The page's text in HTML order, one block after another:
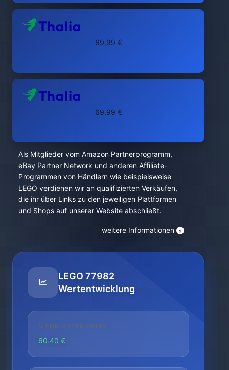
69,99 €
69,99 €
Als Mitglieder vom Amazon Partnerprogramm,
eBay Partner Network und anderen Affiliate-
Programmen von Händlern wie beispielsweise
LEGO verdienen wir an qualifizierten Verkäufen,
die ihr über Links zu den jeweiligen Plattformen
und Shops auf unserer Website abschließt.
weitere Informationen
LEGO 77982
Wertentwicklung
NIEDRIGSTER PREIS
60.40 €